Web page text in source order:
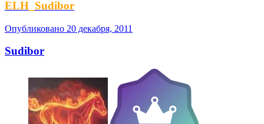
ELH_Sudibor
Опубликовано 20 декабря, 2011
Sudibor